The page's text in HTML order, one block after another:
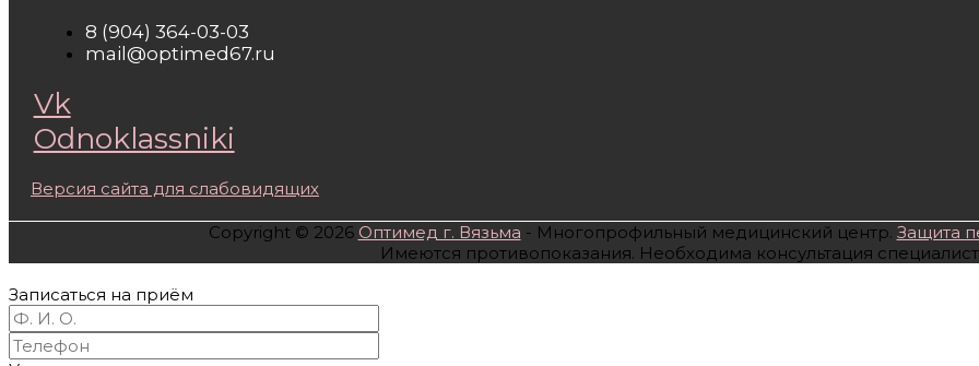
8 (904) 364-03-03
mail@optimed67.ru
Vk
Odnoklassniki
Версия сайта для слабовидящих
Copyright © 2026 Оптимед г. Вязьма - Многопрофильный медицинский центр. Защита
Имеются противопоказания. Необходима консультация
Записаться на приём